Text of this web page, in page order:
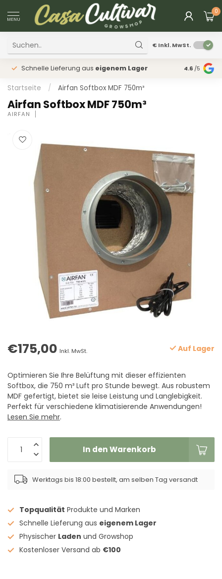
MENU
0
€Inkl. MwSt.
Schnelle Lieferung aus eigenem Lager Physischer
4.6 /5
Startseite / Airfan Softbox MDF 750m³
Airfan Softbox MDF 750m³
AIRFAN
€175,00 Inkl. MwSt. Auf Lager
Optimieren Sie Ihre Belüftung mit dieser effizienten
Softbox, die 750 m³ Luft pro Stunde bewegt. Aus robustem
MDF gefertigt, bietet sie leise Leistung und Langlebigkeit.
Perfekt für verschiedene klimatisierende Anwendungen!
Lesen Sie mehr.
In den Warenkorb
Werktags bis 18:00 bestellt, am selben Tag versandt
Topqualität Produkte und Marken
Schnelle Lieferung aus eigenem Lager
Physischer Laden und Growshop
Kostenloser Versand ab €100